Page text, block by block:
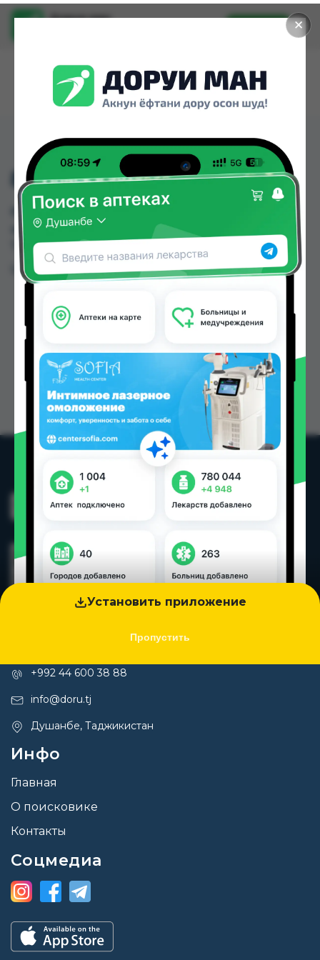
✕
Установить приложение
Пропустить
Доруи ман
Установить
808 МАСАЖКА
808 МАСАЖКА можно купить или заказать в
аптеках Душанбе и других городах
Таджикистана
Цена: от
+992 44 600 38 88
info@doru.tj
Душанбе, Таджикистан
Инфо
Главная
О поисковике
Контакты
Соцмедиа